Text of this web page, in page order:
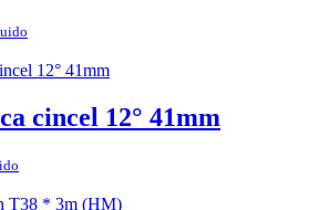
cincel 12° 41mm